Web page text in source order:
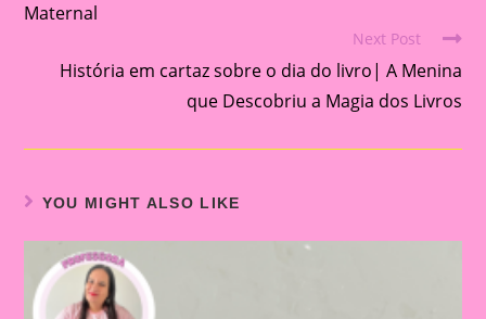
articles
Maternal
Next Post
História em cartaz sobre o dia do livro| A Menina
que Descobriu a Magia dos Livros
YOU MIGHT ALSO LIKE